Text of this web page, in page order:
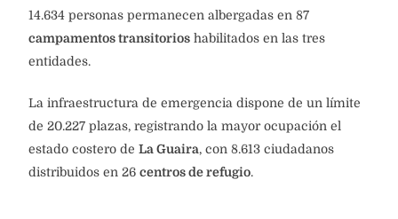
14.634 personas permanecen albergadas en 87
campamentos transitorios habilitados en las tres
entidades.
La infraestructura de emergencia dispone de un límite
de 20.227 plazas, registrando la mayor ocupación el
estado costero de La Guaira, con 8.613 ciudadanos
distribuidos en 26 centros de refugio.